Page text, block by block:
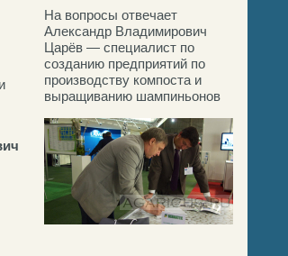
На вопросы отвечает
Александр Владимирович
Царёв — специалист по
созданию предприятий по
производству компоста и
выращиванию шампиньонов